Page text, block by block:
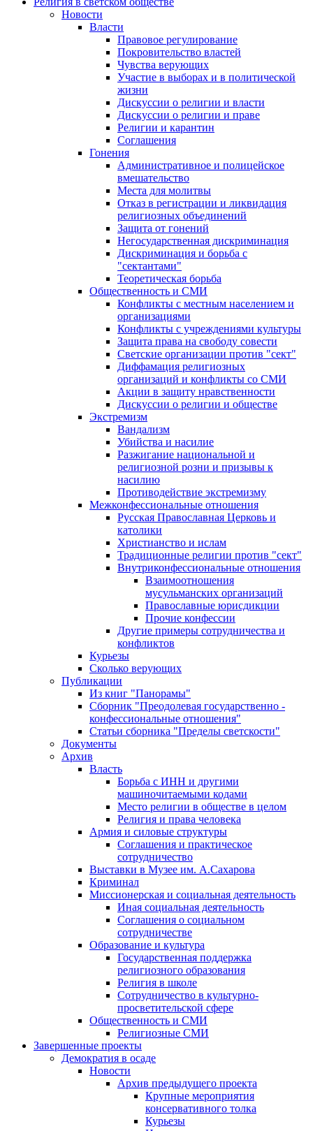
Новости
Власти
Правовое регулирование
Покровительство властей
Чувства верующих
Участие в выборах и в политической
жизни
Дискуссии о религии и власти
Дискуссии о религии и праве
Религии и карантин
Соглашения
Гонения
Административное и полицейское
вмешательство
Места для молитвы
Отказ в регистрации и ликвидация
религиозных объединений
Защита от гонений
Негосударственная дискриминация
Дискриминация и борьба с
"сектантами"
Теоретическая борьба
Общественность и СМИ
Конфликты с местным населением и
организациями
Конфликты с учреждениями культуры
Защита права на свободу совести
Светские организации против "сект"
Диффамация религиозных
организаций и конфликты со СМИ
Акции в защиту нравственности
Дискуссии о религии и обществе
Экстремизм
Вандализм
Убийства и насилие
Разжигание национальной и
религиозной розни и призывы к
насилию
Противодействие экстремизму
Межконфессиональные отношения
Русская Православная Церковь и
католики
Христианство и ислам
Традиционные религии против "сект"
Внутриконфессиональные отношения
Взаимоотношения
мусульманских организаций
Православные юрисдикции
Прочие конфессии
Другие примеры сотрудничества и
конфликтов
Курьезы
Сколько верующих
Публикации
Из книг "Панорамы"
Сборник "Преодолевая государственно -
конфессиональные отношения"
Статьи сборника "Пределы светскости"
Документы
Архив
Власть
Борьба с ИНН и другими
машиночитаемыми кодами
Место религии в обществе в целом
Религия и права человека
Армия и силовые структуры
Соглашения и практическое
сотрудничество
Выставки в Музее им. А.Сахарова
Криминал
Миссионерская и социальная деятельность
Иная социальная деятельность
Соглашения о социальном
сотрудничестве
Образование и культура
Государственная поддержка
религиозного образования
Религия в школе
Сотрудничество в культурно-
просветительской сфере
Общественность и СМИ
Религиозные СМИ
Завершенные проекты
Демократия в осаде
Новости
Архив предыдущего проекта
Крупные мероприятия
консервативного толка
Курьезы